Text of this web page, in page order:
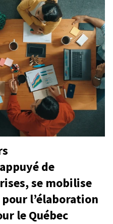
de
se mobilise
l’élaboration
le Québec